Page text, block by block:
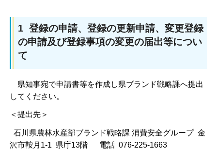
1 登録の申請、登録の更新申請、変更登録
の申請及び登録事項の変更の届出等につい
て
県知事宛で申請書等を作成し県ブランド戦略課へ提出
してください。
＜提出先＞
石川県農林水産部ブランド戦略課 消費安全グループ 金
沢市鞍月1-1 県庁13階 電話 076-225-1663